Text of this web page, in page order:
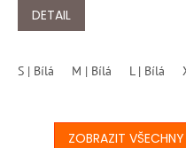
5,0
hvězdiček.
DETAIL
S | Bílá M | Bílá L | Bílá
ZOBRAZIT